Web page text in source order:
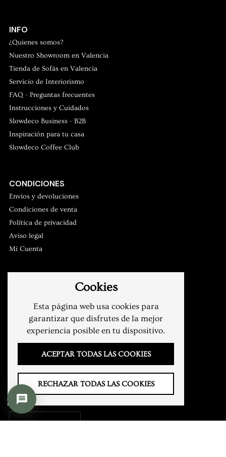
INFO
¿Quienes somos?
Nuestro Showroom en Valencia
Tienda de Sofás en Valencia
Servicio de Interiorismo
FAQ - Preguntas frecuentes
Instrucciones y Cuidados
Slowdeco Business - B2B
Inspiración para tu casa
Slowdeco Coffee Club
CONDICIONES
Envíos y devoluciones
Condiciones de venta
Política de privacidad
Aviso legal
Mi Cuenta
Pinterest
Instagram
Email
Phone
IDIOMA
Cookies
Esta página web usa cookies para
garantizar que disfrutes de la mejor
experiencia posible en tu dispositivo.
ACEPTAR TODAS LAS COOKIES
RECHAZAR TODAS LAS COOKIES